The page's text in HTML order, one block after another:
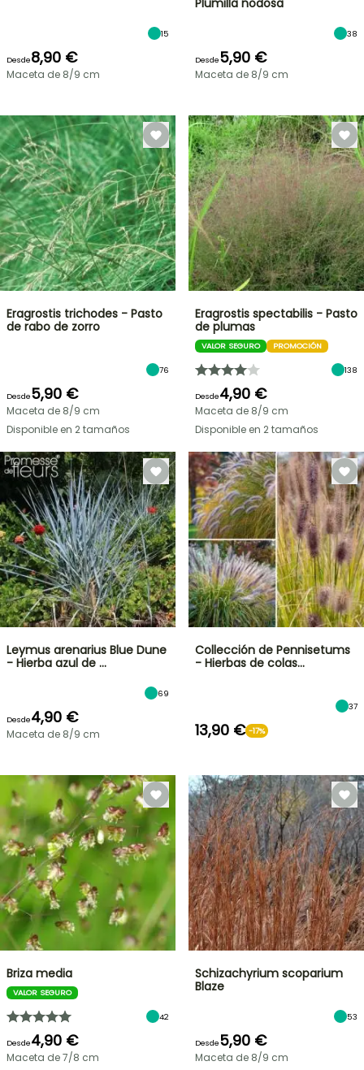
15
Desde8,90 €
Maceta de 8/9 cm
Plumilla nodosa
38
Desde5,90 €
Maceta de 8/9 cm
Eragrostis trichodes - Pasto
de rabo de zorro
76
Desde5,90 €
Maceta de 8/9 cm
Disponible en 2 tamaños
Eragrostis spectabilis - Pasto
de plumas
VALOR SEGURO PROMOCIÓN
138
Desde4,90 €
Maceta de 8/9 cm
Disponible en 2 tamaños
Leymus arenarius Blue Dune
- Hierba azul de …
69
Desde4,90 €
Maceta de 8/9 cm
Collección de Pennisetums
- Hierbas de colas…
37
13,90 € -17%
Briza media
VALOR SEGURO
42
Desde4,90 €
Maceta de 7/8 cm
Schizachyrium scoparium
Blaze
53
Desde5,90 €
Maceta de 8/9 cm